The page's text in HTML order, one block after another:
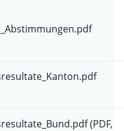
(PDF,